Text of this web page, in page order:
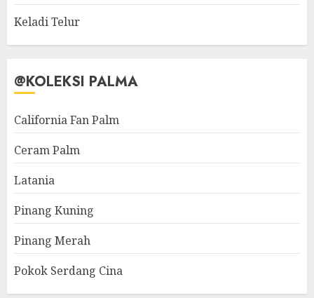
Keladi Telur
@KOLEKSI PALMA
California Fan Palm
Ceram Palm
Latania
Pinang Kuning
Pinang Merah
Pokok Serdang Cina